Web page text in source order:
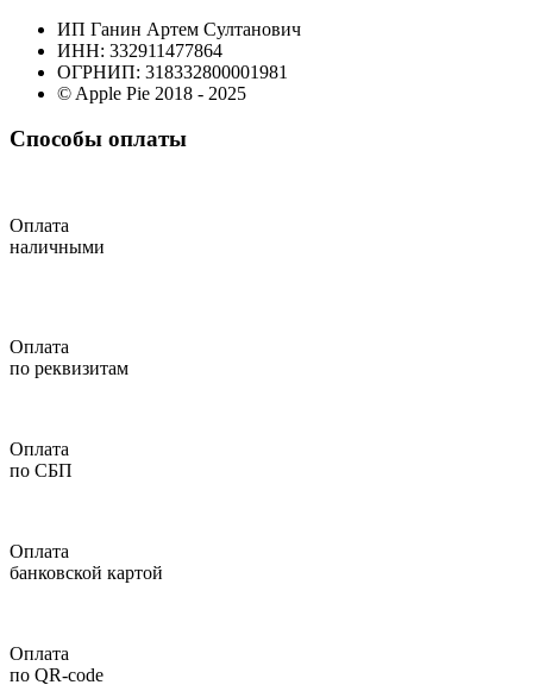
ИП Ганин Артем Султанович
ИНН: 332911477864
ОГРНИП: 318332800001981
© Apple Pie 2018 - 2025
Способы оплаты
Оплата
наличными
Оплата
по реквизитам
Оплата
по СБП
Оплата
банковской картой
Оплата
по QR-code